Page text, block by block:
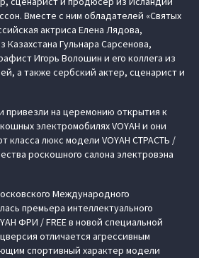
Вместе с ним обладателей «Святых
актриса Елена Лядова,
Гульнара Сарсенова,
Игорь Волошин и его коллега из
а также сербский актер, сценарист и
привезли на церемонию открытия к
электромобилях VOYAH и они
класса люкс модели VOYAH СТРАСТЬ /
роскошного салона электровэна
Международного
премьера интеллектуального
ФРИ / FREE в новой специальной
отличается агрессивным
спортивный характер модели